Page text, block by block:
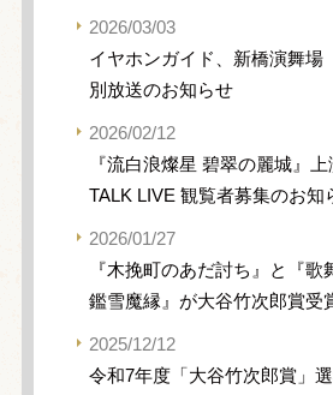
2026/03/03
イヤホンガイド、新橋演舞場
別放送のお知らせ
2026/02/12
『流白浪燦星 碧翠の麗城』
TALK LIVE 観覧者募集のお知
2026/01/27
『木挽町のあだ討ち』と『歌
鑑雪魔縁』が大谷竹次郎賞受
2025/12/12
令和7年度「大谷竹次郎賞」